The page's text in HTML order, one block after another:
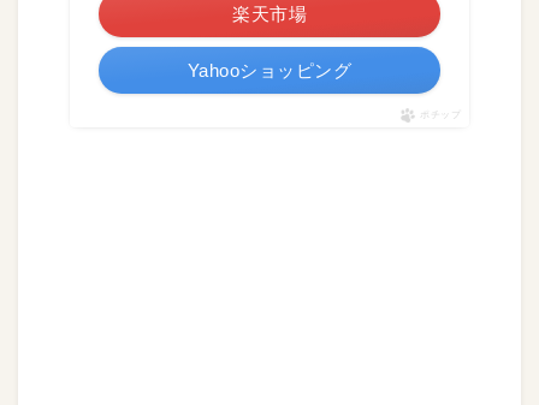
楽天市場
Yahooショッピング
ポチップ